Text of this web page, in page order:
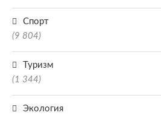
Спорт
(9 804)
Туризм
(1 344)
Экология